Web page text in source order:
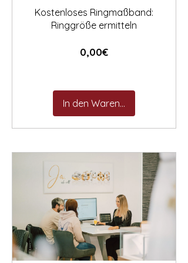
Kostenloses Ringmaßband:
Ringgröße ermitteln
0,00€Preis
In den Warenkorb